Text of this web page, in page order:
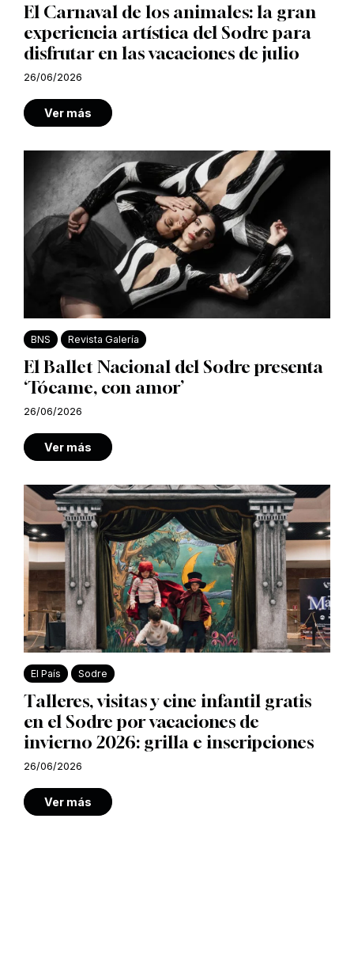
El Carnaval de los animales: la gran
experiencia artística del Sodre para
disfrutar en las vacaciones de julio
26/06/2026
Ver más
BNS Revista Galería
El Ballet Nacional del Sodre presenta
‘Tócame, con amor’
26/06/2026
Ver más
El País Sodre
Talleres, visitas y cine infantil gratis
en el Sodre por vacaciones de
invierno 2026: grilla e inscripciones
26/06/2026
Ver más